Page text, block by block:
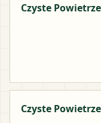
Czyste
Czyste